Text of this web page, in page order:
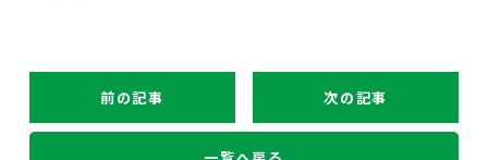
前の記事 次の記事